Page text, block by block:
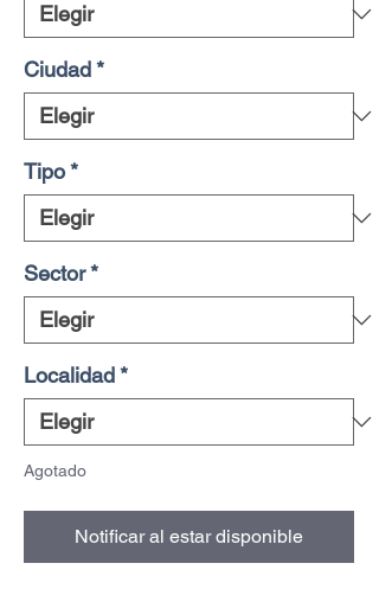
Ciudad*
Tipo*
Sector*
Localidad*
Agotado
Notificar al estar disponible